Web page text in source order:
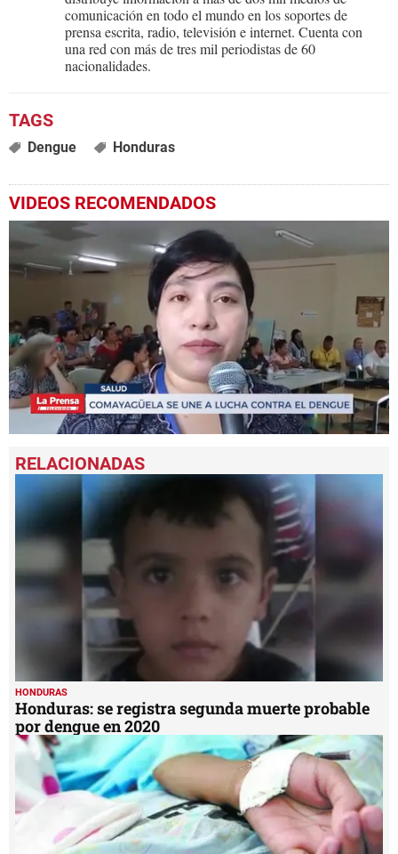
comunicación en todo el mundo en los soportes de
prensa escrita, radio, televisión e internet. Cuenta con
una red con más de tres mil periodistas de 60
nacionalidades.
Dengue Honduras
VIDEOS RECOMENDADOS
seconds
of
minute,
27
HONDURAS
Honduras: se registra segunda muerte probable
por dengue en 2020